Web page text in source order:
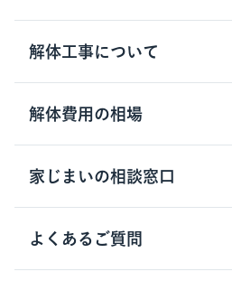
サービスの流れ
サービスのメリット
クラッソーネの自治体連携
解体工事について
解体工事の基礎知識
解体工事に関わる法律
用語集
解体費用の相場
木造住宅の相場
鉄骨造住宅の相場
RC造住宅の相場
家じまいの相談窓口
家じまいの相談窓口
よくあるご質問